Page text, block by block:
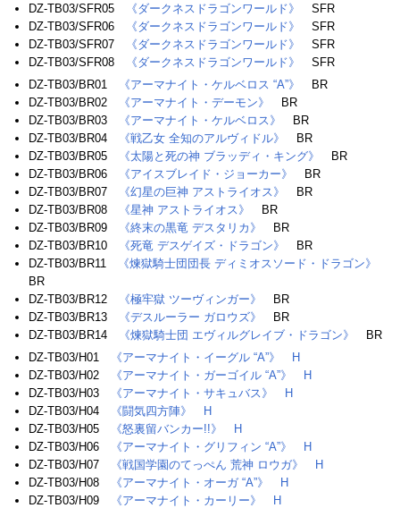
DZ-TB03/SFR05
《ダークネスドラゴンワールド》
SFR
DZ-TB03/SFR06
《ダークネスドラゴンワールド》
SFR
DZ-TB03/SFR07
《ダークネスドラゴンワールド》
SFR
DZ-TB03/SFR08
《ダークネスドラゴンワールド》
SFR
DZ-TB03/BR01
《アーマナイト・ケルベロス “A”》
BR
DZ-TB03/BR02
《アーマナイト・デーモン》
BR
DZ-TB03/BR03
《アーマナイト・ケルベロス》
BR
DZ-TB03/BR04
《戦乙女 全知のアルヴィドル》
BR
DZ-TB03/BR05
《太陽と死の神 ブラッディ・キング》
BR
DZ-TB03/BR06
《アイスブレイド・ジョーカー》
BR
DZ-TB03/BR07
《幻星の巨神 アストライオス》
BR
DZ-TB03/BR08
《星神 アストライオス》
BR
DZ-TB03/BR09
《終末の黒竜 デスタリカ》
BR
DZ-TB03/BR10
《死竜 デスゲイズ・ドラゴン》
BR
DZ-TB03/BR11
《煉獄騎士団団長 ディミオスソード・ドラゴン》
BR
DZ-TB03/BR12
《極牢獄 ツーヴィンガー》
BR
DZ-TB03/BR13
《デスルーラー ガロウズ》
BR
DZ-TB03/BR14
《煉獄騎士団 エヴィルグレイブ・ドラゴン》
BR
DZ-TB03/H01
《アーマナイト・イーグル “A”》
H
DZ-TB03/H02
《アーマナイト・ガーゴイル “A”》
H
DZ-TB03/H03
《アーマナイト・サキュバス》
H
DZ-TB03/H04
《闘気四方陣》
H
DZ-TB03/H05
《怒裏留バンカー!!》
H
DZ-TB03/H06
《アーマナイト・グリフィン “A”》
H
DZ-TB03/H07
《戦国学園のてっぺん 荒神 ロウガ》
H
DZ-TB03/H08
《アーマナイト・オーガ “A”》
H
DZ-TB03/H09
《アーマナイト・カーリー》
H